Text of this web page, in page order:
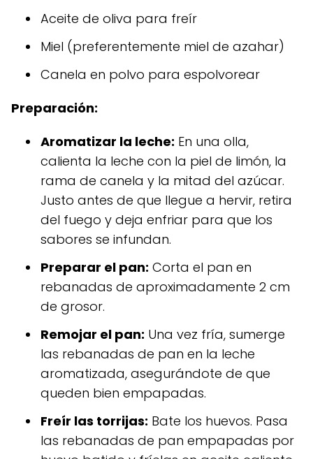
Aceite de oliva para freír
Miel (preferentemente miel de azahar)
Canela en polvo para espolvorear
Preparación:
Aromatizar la leche: En una olla,
calienta la leche con la piel de limón, la
rama de canela y la mitad del azúcar.
Justo antes de que llegue a hervir, retira
del fuego y deja enfriar para que los
sabores se infundan.
Preparar el pan: Corta el pan en
rebanadas de aproximadamente 2 cm
de grosor.
Remojar el pan: Una vez fría, sumerge
las rebanadas de pan en la leche
aromatizada, asegurándote de que
queden bien empapadas.
Freír las torrijas: Bate los huevos. Pasa
las rebanadas de pan empapadas por